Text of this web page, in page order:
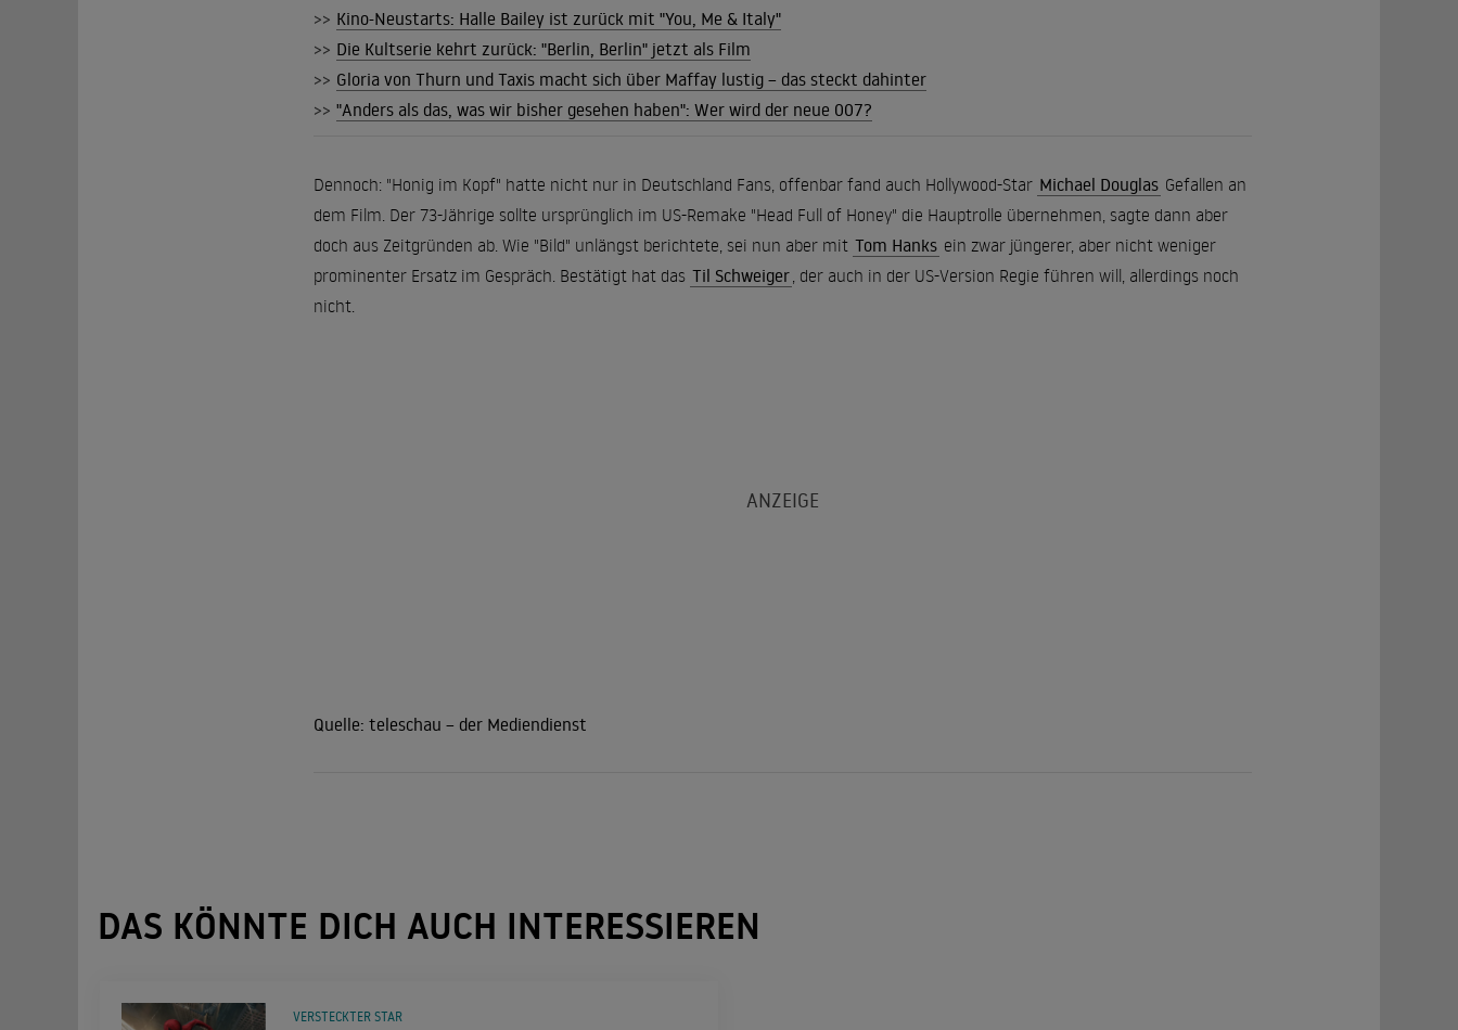
>> Kino-Neustarts: Halle Bailey ist zurück mit "You, Me & Italy"
>> Die Kultserie kehrt zurück: "Berlin, Berlin" jetzt als Film
>> Gloria von Thurn und Taxis macht sich über Maffay lustig – das steckt dahinter
>> "Anders als das, was wir bisher gesehen haben": Wer wird der neue 007?
Dennoch: "Honig im Kopf" hatte nicht nur in Deutschland Fans, offenbar fand auch Hollywood-Star Michael Douglas Gefallen an
dem Film. Der 73-Jährige sollte ursprünglich im US-Remake "Head Full of Honey" die Hauptrolle übernehmen, sagte dann aber
doch aus Zeitgründen ab. Wie "Bild" unlängst berichtete, sei nun aber mit Tom Hanks ein zwar jüngerer, aber nicht weniger
prominenter Ersatz im Gespräch. Bestätigt hat das Til Schweiger, der auch in der US-Version Regie führen will, allerdings noch
nicht.
Quelle: teleschau – der Mediendienst
DAS KÖNNTE DICH AUCH INTERESSIEREN
VERSTECKTER STAR